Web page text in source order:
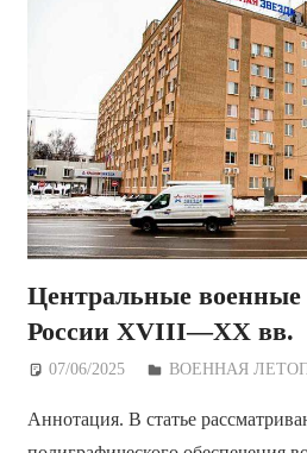
Центральные
России XVIII—XX вв.
07/06/2025 Дежурный по
ВОЕННАЯ
Аннотация. В статье